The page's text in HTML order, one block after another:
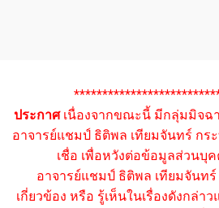
ประกาศเนื่องจากขณะนี้ มีกลุ่มมิจฉ
อาจารย์แชมป์ ธิติพล เทียมจันทร์ กร
เชื่อ เพื่อหวังต่อข้อมูลส่วนบุ
อาจารย์แชมป์ ธิติพล เทียมจันท
เกี่ยวข้อง หรือ รู้เห็นในเรื่องดังกล่า